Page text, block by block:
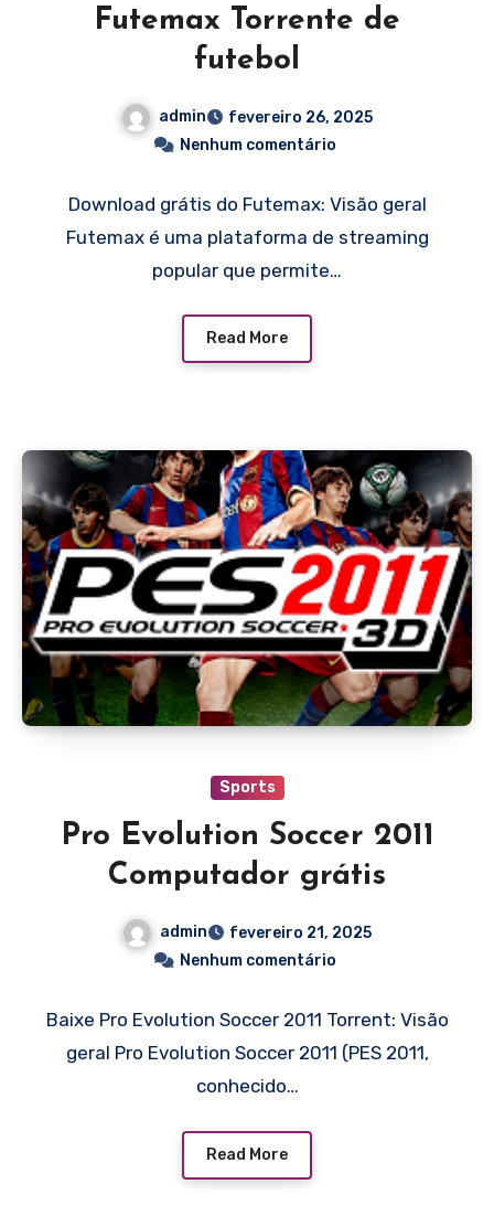
Futemax Torrente de
futebol
admin
fevereiro 26, 2025
Nenhum comentário
Download grátis do Futemax: Visão geral
Futemax é uma plataforma de streaming
popular que permite…
Read More
Sports
Pro Evolution Soccer 2011
Computador grátis
admin
fevereiro 21, 2025
Nenhum comentário
Baixe Pro Evolution Soccer 2011 Torrent: Visão
geral Pro Evolution Soccer 2011 (PES 2011,
conhecido…
Read More